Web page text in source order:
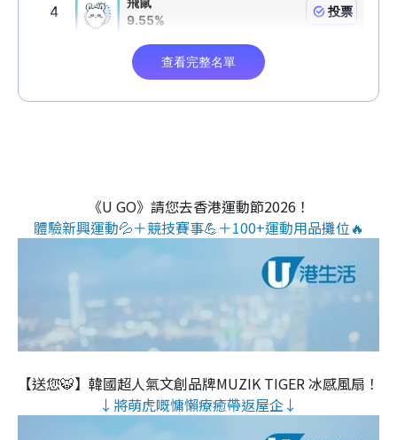
《U GO》請您去香港運動節2026！
體驗新興運動💦＋競技賽事💪＋100+運動用品攤位🔥
【送您🐯】韓國超人氣文創品牌MUZIK TIGER 冰感風扇！
↓將萌虎嘅慵懶療癒帶返屋企↓